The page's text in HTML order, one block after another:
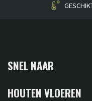
SNEL NAAR
HOUTEN VLOEREN